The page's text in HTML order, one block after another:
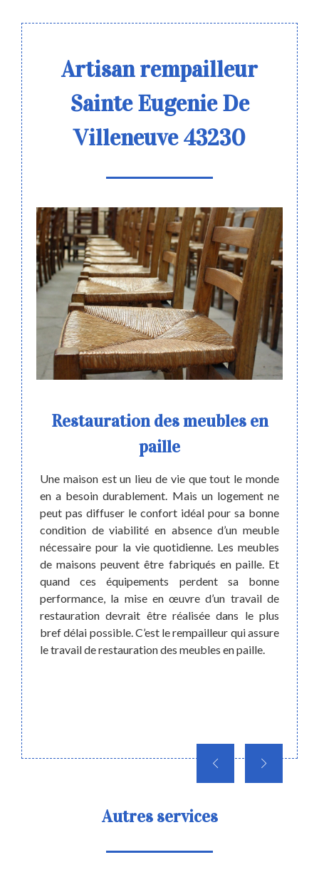
Artisan rempailleur
Sainte Eugenie De
Villeneuve 43230
à
De
ses
de
très
est
le
Restauration des meubles en
paille
Une maison est un lieu de vie que tout le monde
en a besoin durablement. Mais un logement ne
peut pas diffuser le confort idéal pour sa bonne
condition de viabilité en absence d’un meuble
nécessaire pour la vie quotidienne. Les meubles
de maisons peuvent être fabriqués en paille. Et
quand ces équipements perdent sa bonne
performance, la mise en œuvre d’un travail de
restauration devrait être réalisée dans le plus
bref délai possible. C’est le rempailleur qui assure
le travail de restauration des meubles en paille.
à
A
de
de
vie.
Autres services